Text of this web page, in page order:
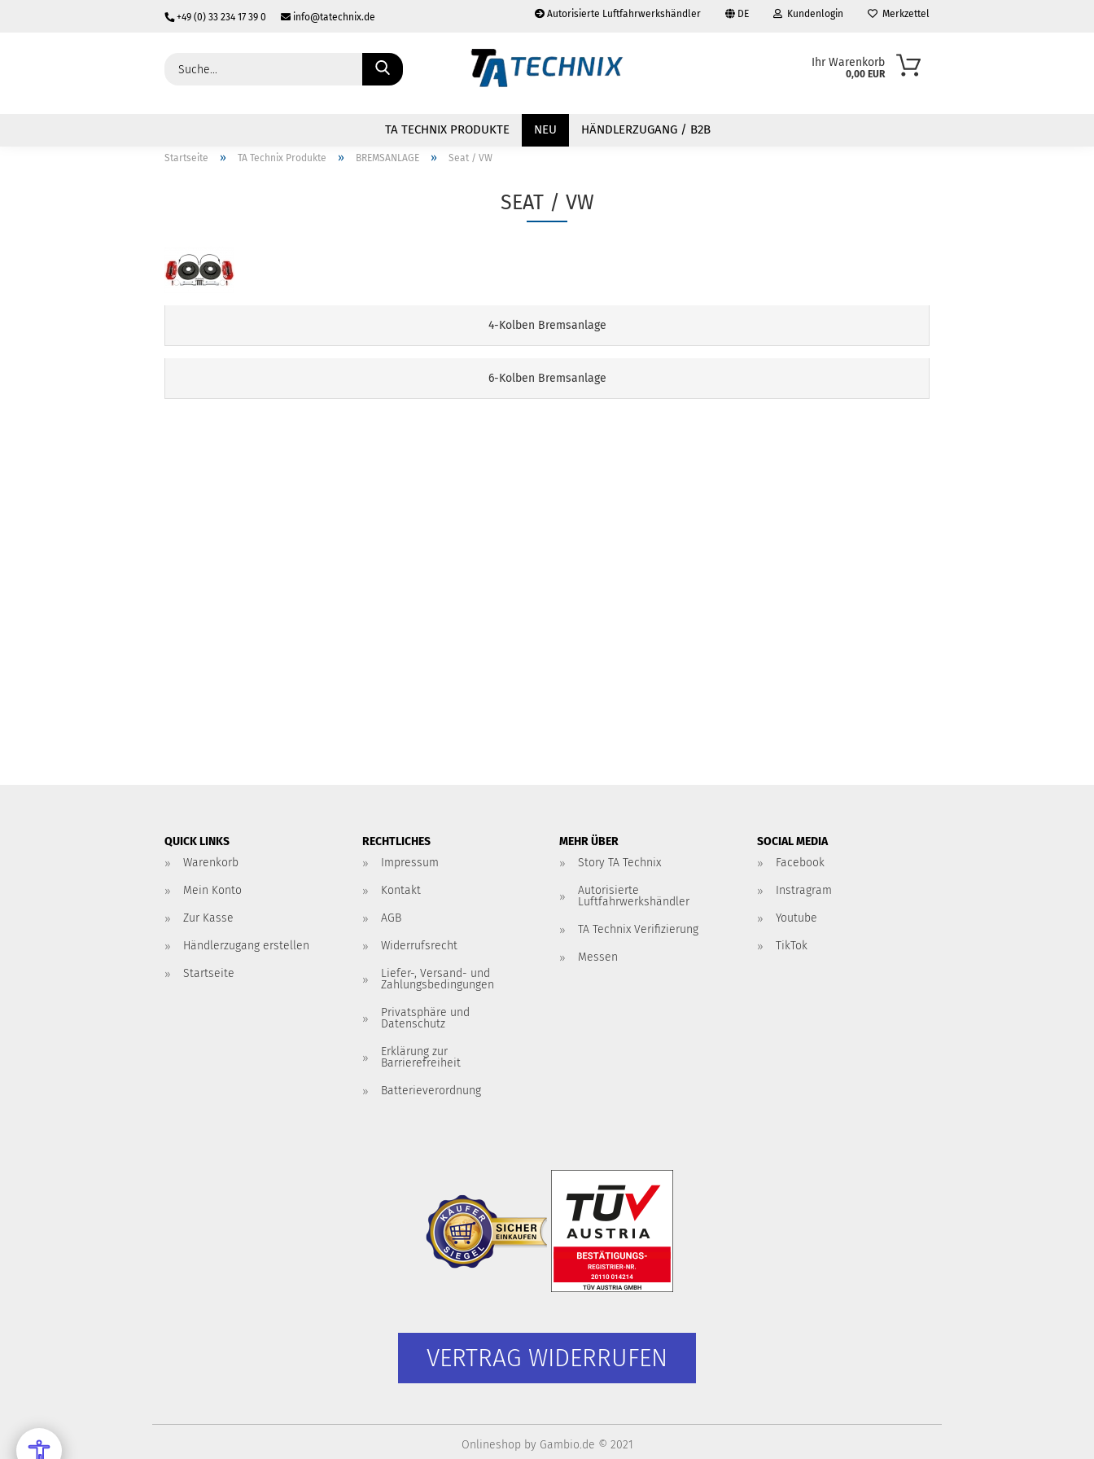
+49 (0) 33 234 17 39 0 info@tatechnix.de Autorisierte Luftfahrwerkshändler DE
Sprache auswählen
Kundenlogin Merkzettel
Ihr Warenkorb
0,00 EUR
TA TECHNIX PRODUKTE NEU HÄNDLERZUGANG / B2B
Startseite » TA Technix Produkte » BREMSANLAGE » Seat / VW
SEAT / VW
4-Kolben Bremsanlage
6-Kolben Bremsanlage
QUICK LINKS
Warenkorb
Mein Konto
Zur Kasse
Händlerzugang erstellen
Startseite
RECHTLICHES
Impressum
Kontakt
AGB
Widerrufsrecht
Liefer-, Versand- und
Zahlungsbedingungen
Privatsphäre und
Datenschutz
Erklärung zur
Barrierefreiheit
Batterieverordnung
MEHR ÜBER
Story TA Technix
Autorisierte
Luftfahrwerkshändler
TA Technix Verifizierung
Messen
SOCIAL MEDIA
Facebook
Instragram
Youtube
TikTok
VERTRAG WIDERRUFEN
Onlineshop by Gambio.de © 2021